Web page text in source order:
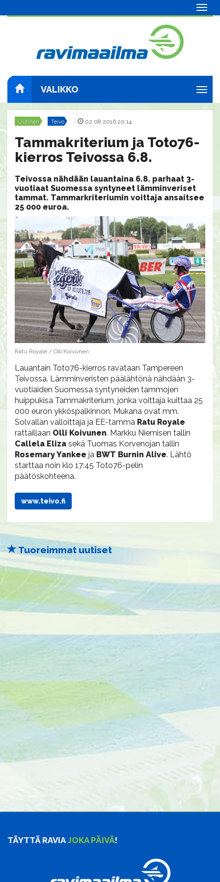
VALIKKO
Uutinen Teivo 02.08.2016 20:14
Tammakriterium ja Toto76-
kierros Teivossa 6.8.
Teivossa nähdään lauantaina 6.8. parhaat 3-
vuotiaat Suomessa syntyneet lämminveriset
tammat. Tammarkriteriumin voittaja ansaitsee
25 000 euroa.
Ratu Royale / Olli Koivunen
Lauantain Toto76-kierros ravataan Tampereen
Teivossa. Lämminveristen päälähtönä nähdään 3-
vuotiaiden Suomessa syntyneiden tammojen
huippukisa Tammakriterium, jonka voittaja kuittaa 25
000 euron ykköspalkinnon. Mukana ovat mm.
Solvallan valloittaja ja EE-tamma Ratu Royale
rattaillaan Olli Koivunen. Markku Niemisen tallin
Callela Eliza sekä Tuomas Korvenojan tallin
Rosemary Yankee ja BWT Burnin Alive. Lähtö
starttaa noin klo 17:45 Toto76-pelin
päätöskohteena.
www.teivo.fi
Tuoreimmat uutiset
TÄYTTÄ RAVIAJOKA PÄIVÄ!